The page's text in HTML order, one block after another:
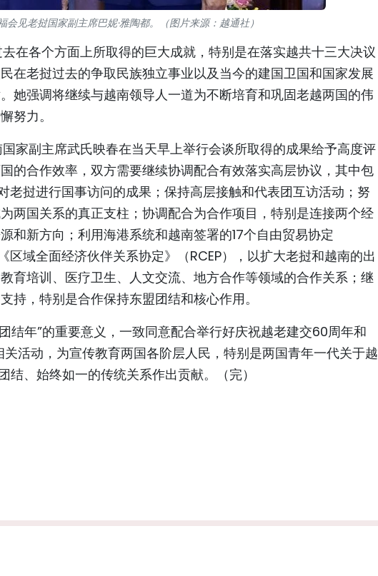
会见老挝国家副主席巴妮·雅陶都。（图片来源：越通社）
在各个方面上所取得的巨大成就，特别是在落实越共十三大决议
在老挝过去的争取民族独立事业以及当今的建国卫国和国家发展
她强调将继续与越南领导人一道为不断培育和巩固老越两国的伟
努力。
家副主席武氏映春在当天早上举行会谈所取得的成果给予高度评
的合作效率，双方需要继续协调配合有效落实高层协议，其中包
老挝进行国事访问的成果；保持高层接触和代表团互访活动；努
两国关系的真正支柱；协调配合为合作项目，特别是连接两个经
和新方向；利用海港系统和越南签署的17个自由贸易协定
区域全面经济伙伴关系协定》（RCEP），以扩大老挝和越南的出
育培训、医疗卫生、人文交流、地方合作等领域的合作关系；继
持，特别是合作保持东盟团结和核心作用。
结年”的重要意义，一致同意配合举行好庆祝越老建交60周年和
活动，为宣传教育两国各阶层人民，特别是两国青年一代关于越
结、始终如一的传统关系作出贡献。（完）